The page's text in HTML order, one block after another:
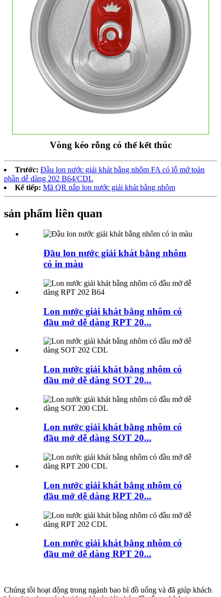
Vòng kéo rỗng có thể kết thúc
Trước: Đầu lon nước giải khát bằng nhôm FA có lỗ mở toàn
phần dễ dàng 202 B64/CDL
Kế tiếp: Mã QR nắp lon nước giải khát bằng nhôm
sản phẩm liên quan
Đầu lon nước giải khát bằng nhôm
có in màu
Lon nước giải khát bằng nhôm có
đầu mở dễ dàng RPT 20...
Lon nước giải khát bằng nhôm có
đầu mở dễ dàng SOT 20...
Lon nước giải khát bằng nhôm có
đầu mở dễ dàng SOT 20...
Lon nước giải khát bằng nhôm có
đầu mở dễ dàng RPT 20...
Lon nước giải khát bằng nhôm có
đầu mở dễ dàng RPT 20...
Chúng tôi hoạt động trong ngành bao bì đồ uống và đã giúp khách